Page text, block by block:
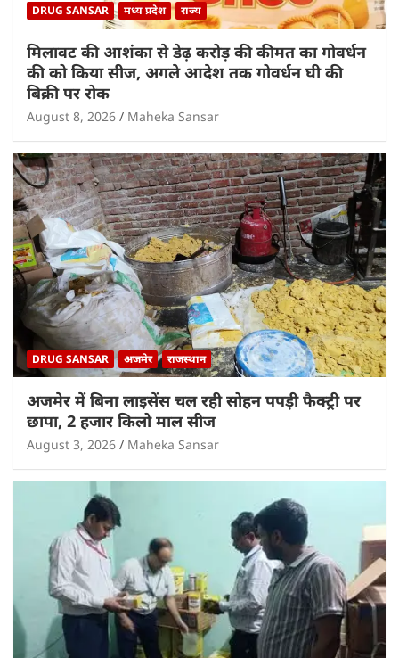
DRUG SANSAR मध्य प्रदेश राज्य
मिलावट की आशंका से डेढ़ करोड़ की कीमत का गोवर्धन
की को किया सीज, अगले आदेश तक गोवर्धन घी की
बिक्री पर रोक
August 8, 2026 Maheka Sansar
DRUG SANSAR अजमेर राजस्थान
अजमेर में बिना लाइसेंस चल रही सोहन पपड़ी फैक्ट्री पर
छापा, 2 हजार किलो माल सीज
August 3, 2026 Maheka Sansar